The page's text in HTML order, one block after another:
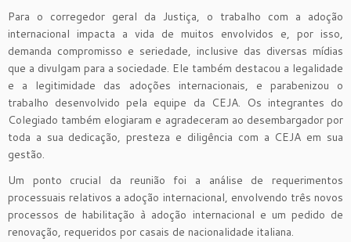
Para o corregedor geral da Justiça, o trabalho com a adoção
internacional impacta a vida de muitos envolvidos e, por isso,
demanda compromisso e seriedade, inclusive das diversas mídias
que a divulgam para a sociedade. Ele também destacou a legalidade
e a legitimidade das adoções internacionais, e parabenizou o
trabalho desenvolvido pela equipe da CEJA. Os integrantes do
Colegiado também elogiaram e agradeceram ao desembargador por
toda a sua dedicação, presteza e diligência com a CEJA em sua
gestão.
Um ponto crucial da reunião foi a análise de requerimentos
processuais relativos a adoção internacional, envolvendo três novos
processos de habilitação à adoção internacional e um pedido de
renovação, requeridos por casais de nacionalidade italiana.